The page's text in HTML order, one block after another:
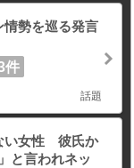
情勢を巡る発言
件
話題
い女性 彼氏か
と言われネッ